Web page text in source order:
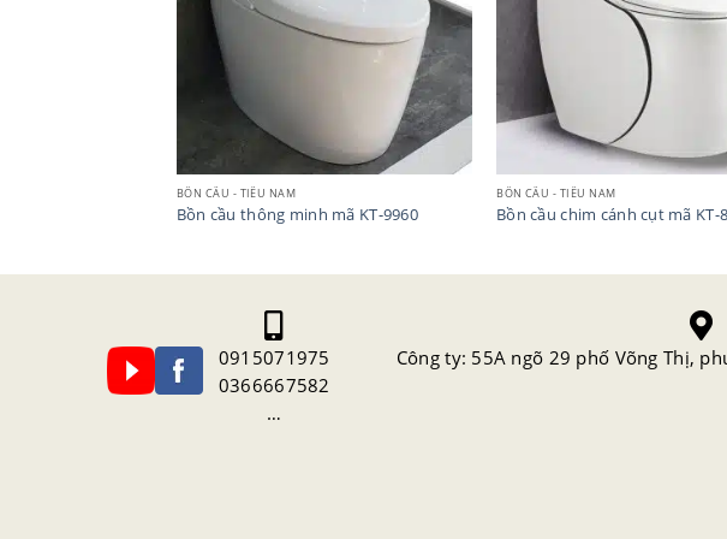
BỒN CẦU - TIỂU NAM
Bồn cầu thông minh mã KT-9960
BỒN CẦU - TIỂU NAM
Bồn cầu chim cánh cụt mã KT-
0915071975
0366667582
…
Công ty: 55A ngõ 29 phố Võng Thị,